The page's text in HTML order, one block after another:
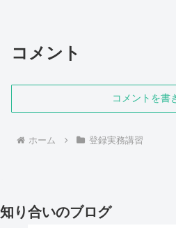
コメント
コメントを書
ホーム 登録実務講習
知り合いのブログ